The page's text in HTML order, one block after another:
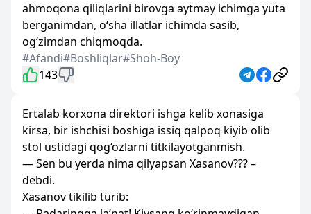
ahmoqona qiliqlarini birovga aytmay ichimga yuta
berganimdan, o‘sha illatlar ichimda sasib,
og‘zimdan chiqmoqda.
#Afandi#Boshliqlar#Shoh-Boy
143
Ertalab korxona direktori ishga kelib xonasiga
kirsa, bir ishchisi boshiga issiq qalpoq kiyib olib
stol ustidagi qog‘ozlarni titkilayotganmish.
— Sen bu yerda nima qilyapsan Xasanov??? –
debdi.
Xasanov tikilib turib: